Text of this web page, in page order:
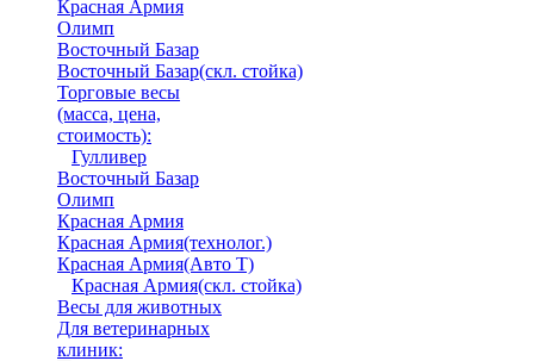
Красная Армия
Олимп
Восточный Базар
Восточный Базар(скл. стойка)
Торговые весы
(масса, цена,
стоимость):
Гулливер
Восточный Базар
Олимп
Красная Армия
Красная Армия(технолог.)
Красная Армия(Авто Т)
Красная Армия(скл. стойка)
Весы для животных
Для ветеринарных
клиник: